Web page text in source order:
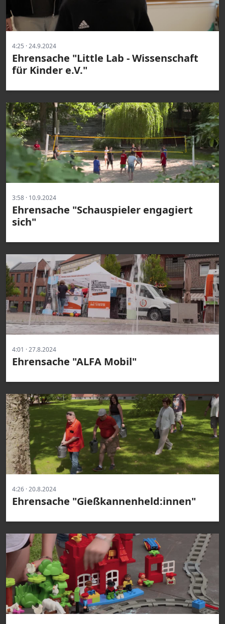
4:25 · 24.9.2024
Ehrensache "Little Lab - Wissenschaft
für Kinder e.V."
3:58 · 10.9.2024
Ehrensache "Schauspieler engagiert
sich"
4:01 · 27.8.2024
Ehrensache "ALFA Mobil"
4:26 · 20.8.2024
Ehrensache "Gießkannenheld:innen"